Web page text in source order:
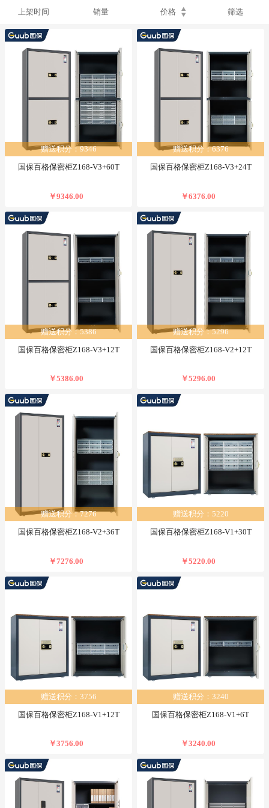
上架时间 销量 价格 筛选
赠送积分：9346
国保百格保密柜Z168-V3+60T
￥9346.00
赠送积分：6376
国保百格保密柜Z168-V3+24T
￥6376.00
赠送积分：5386
国保百格保密柜Z168-V3+12T
￥5386.00
赠送积分：5296
国保百格保密柜Z168-V2+12T
￥5296.00
赠送积分：7276
国保百格保密柜Z168-V2+36T
￥7276.00
赠送积分：5220
国保百格保密柜Z168-V1+30T
￥5220.00
赠送积分：3756
国保百格保密柜Z168-V1+12T
￥3756.00
赠送积分：3240
国保百格保密柜Z168-V1+6T
￥3240.00